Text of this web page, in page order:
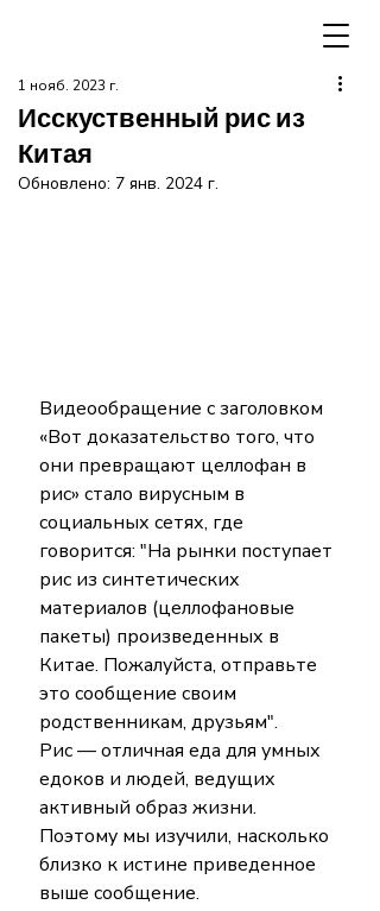
Исскуственный рис из
Китая
1 нояб. 2023 г.
Обновлено: 7 янв. 2024 г.
Видеообращение с заголовком
«Вот доказательство того, что
они превращают целлофан в
рис» стало вирусным в
социальных сетях, где
говорится: "На рынки поступает
рис из синтетических
материалов (целлофановые
пакеты) произведенных в
Китае. Пожалуйста, отправьте
это сообщение своим
родственникам, друзьям".
Рис — отличная еда для умных
едоков и людей, ведущих
активный образ жизни.
Поэтому мы изучили, насколько
близко к истине приведенное
выше сообщение.